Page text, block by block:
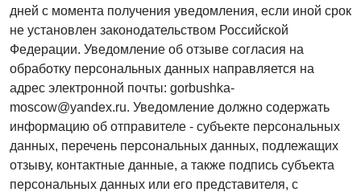
дней с момента получения уведомления, если иной срок
не установлен законодательством Российской
Федерации. Уведомление об отзыве согласия на
обработку персональных данных направляется на
адрес электронной почты: gorbushka-
moscow@yandex.ru. Уведомление должно содержать
информацию об отправителе - субъекте персональных
данных, перечень персональных данных, подлежащих
отзыву, контактные данные, а также подпись субъекта
персональных данных или его представителя, с